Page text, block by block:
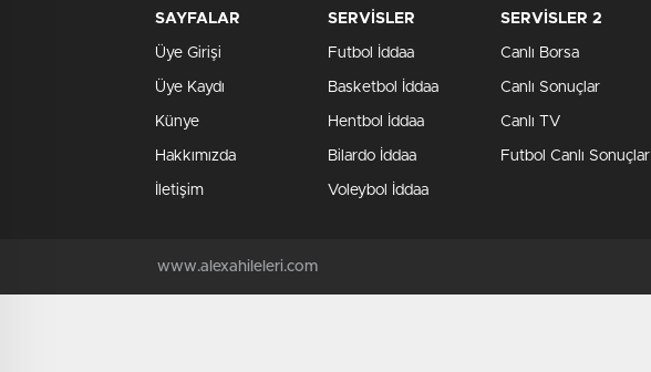
SAYFALAR
Üye Girişi
Üye Kaydı
Künye
Hakkımızda
İletişim
SERVİSLER
Futbol İddaa
Basketbol İddaa
Hentbol İddaa
Bilardo İddaa
Voleybol İddaa
SERVİSLER 2
Canlı Borsa
Canlı Sonuçlar
Canlı TV
Futbol Canlı Sonuçlar
www.alexahileleri.com